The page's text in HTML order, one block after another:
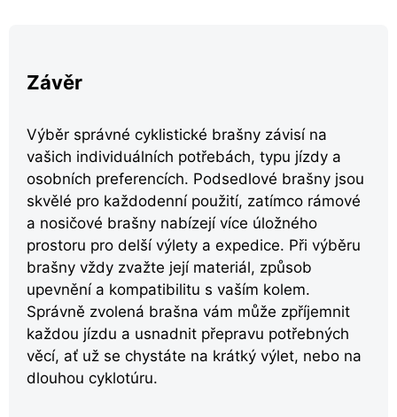
Závěr
Výběr správné cyklistické brašny závisí na
vašich individuálních potřebách, typu jízdy a
osobních preferencích. Podsedlové brašny jsou
skvělé pro každodenní použití, zatímco rámové
a nosičové brašny nabízejí více úložného
prostoru pro delší výlety a expedice. Při výběru
brašny vždy zvažte její materiál, způsob
upevnění a kompatibilitu s vaším kolem.
Správně zvolená brašna vám může zpříjemnit
každou jízdu a usnadnit přepravu potřebných
věcí, ať už se chystáte na krátký výlet, nebo na
dlouhou cyklotúru.